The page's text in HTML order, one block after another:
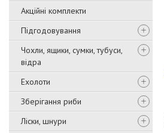
Акційні комплекти
Підгодовування
Чохли, ящики, сумки, тубуси,
відра
Ехолоти
Зберігання риби
Ліски, шнури